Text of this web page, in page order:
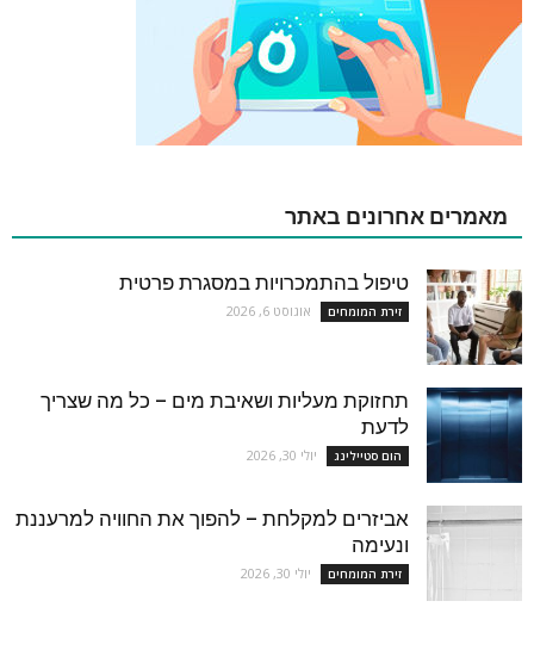
מאמרים אחרונים באתר
טיפול בהתמכרויות במסגרת פרטית
זירת המומחים אוגוסט 6, 2026
תחזוקת מעליות ושאיבת מים – כל מה שצריך
לדעת
הום סטיילינג יולי 30, 2026
אביזרים למקלחת – להפוך את החוויה למרעננת
ונעימה
זירת המומחים יולי 30, 2026